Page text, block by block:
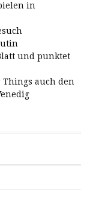
in
und punktet
Things auch den